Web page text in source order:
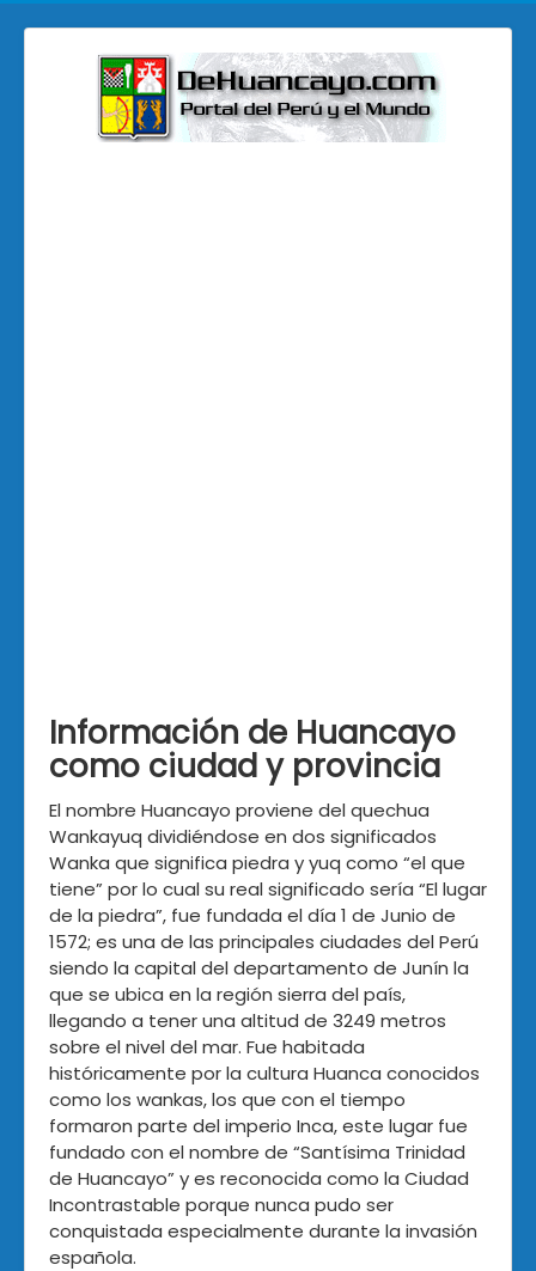
Información de Huancayo
como ciudad y provincia
El nombre Huancayo proviene del quechua
Wankayuq dividiéndose en dos significados
Wanka que significa piedra y yuq como “el que
tiene” por lo cual su real significado sería “El lugar
de la piedra”, fue fundada el día 1 de Junio de
1572; es una de las principales ciudades del Perú
siendo la capital del departamento de Junín la
que se ubica en la región sierra del país,
llegando a tener una altitud de 3249 metros
sobre el nivel del mar. Fue habitada
históricamente por la cultura Huanca conocidos
como los wankas, los que con el tiempo
formaron parte del imperio Inca, este lugar fue
fundado con el nombre de “Santísima Trinidad
de Huancayo” y es reconocida como la Ciudad
Incontrastable porque nunca pudo ser
conquistada especialmente durante la invasión
española.